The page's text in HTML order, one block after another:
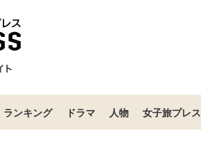
ランキング ドラマ 人物 女子旅プレス